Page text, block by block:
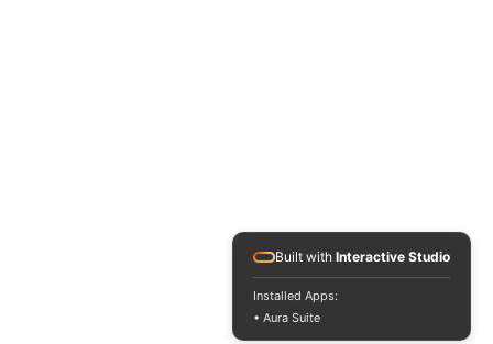
Built with Interactive Studio
Installed Apps:
• Aura Suite